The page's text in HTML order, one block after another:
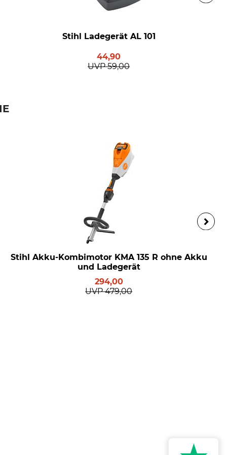
Stihl Ladegerät AL 101
44,90
UVP 59,00
Stihl Akku-Kombimotor KMA 135 R ohne Akku
und Ladegerät
294,00
UVP 479,00